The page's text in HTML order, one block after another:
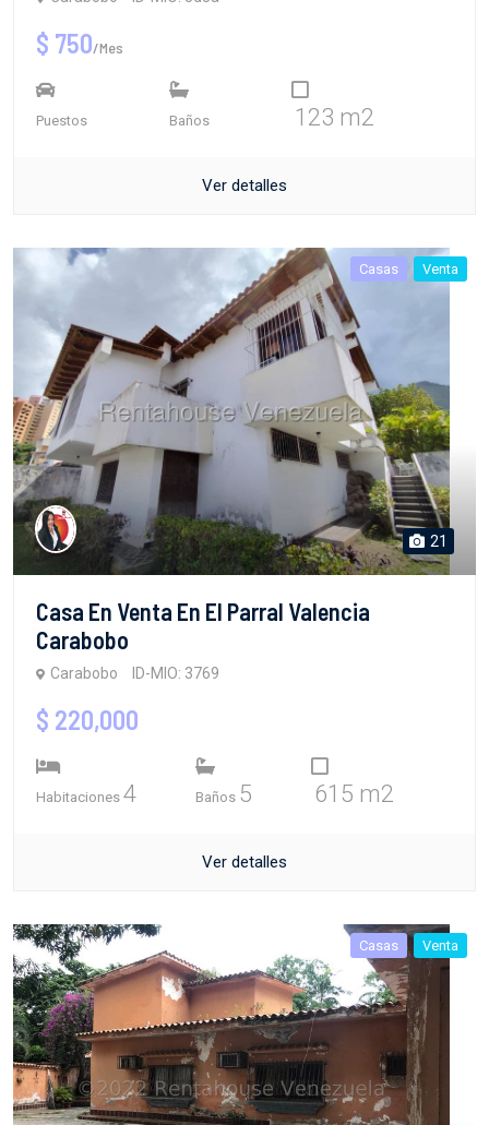
$ 750/Mes
Puestos Baños 123 m2
Ver detalles
Casas Venta
21
Casa En Venta En El Parral Valencia
Carabobo
Carabobo ID-MIO: 3769
$ 220,000
Habitaciones 4 Baños 5 615 m2
Ver detalles
Casas Venta